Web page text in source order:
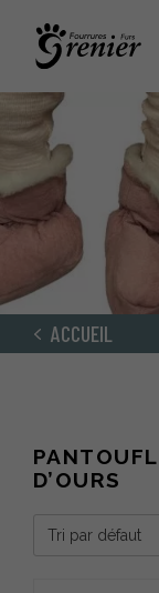
ACCUEIL
D’OURS